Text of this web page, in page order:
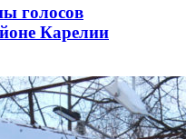
голосов
Карелии